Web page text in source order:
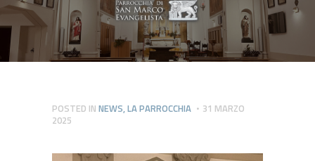
LA PARROCCHIA
IL PARROCO
LE ATTIVITÀ
PIERABECH
FOTO E VIDEO
CONTATTI
POSTED IN NEWS,LA PARROCCHIA
31 MARZO
2025